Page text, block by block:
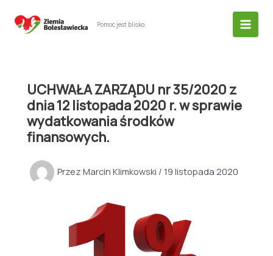
Pomoc jest blisko.
UCHWAŁA ZARZĄDU nr 35/2020 z
dnia 12 listopada 2020 r. w sprawie
wydatkowania środków
finansowych.
Przez Marcin Klimkowski / 19 listopada 2020